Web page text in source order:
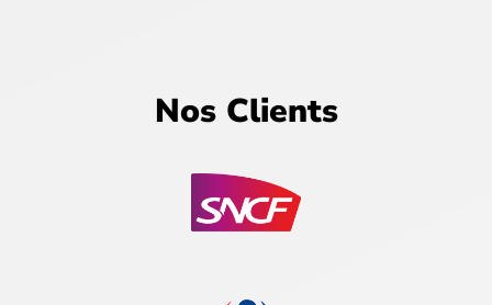
Nos Clients